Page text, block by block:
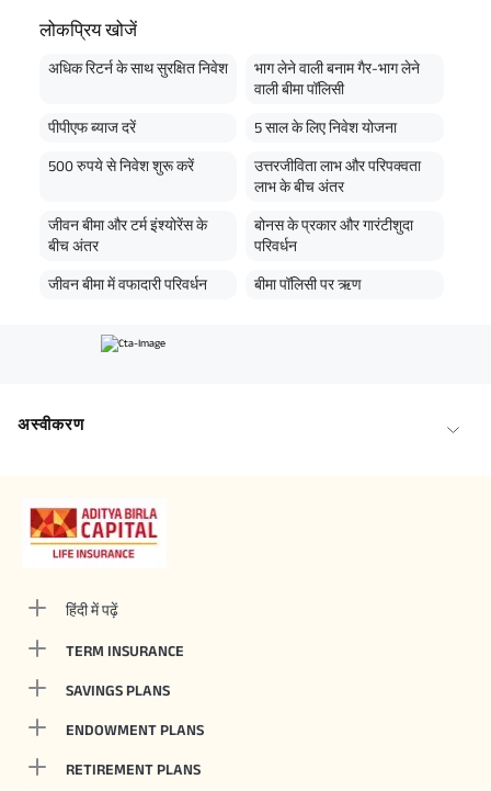
लोकप्रिय खोजें
अधिक रिटर्न के साथ सुरक्षित निवेश
भाग लेने वाली बनाम गैर-भाग लेने
वाली बीमा पॉलिसी
पीपीएफ ब्याज दरें 5 साल के लिए निवेश योजना
500 रुपये से निवेश शुरू करें
उत्तरजीविता लाभ और परिपक्वता
लाभ के बीच अंतर
जीवन बीमा और टर्म इंश्योरेंस के
बीच अंतर
बोनस के प्रकार और गारंटीशुदा
परिवर्धन
जीवन बीमा में वफादारी परिवर्धन बीमा पॉलिसी पर ऋण
अस्वीकरण
प्रतिनिधियों को इस प्रस्ताव और बीमा पॉलिसी से संबंधित सहायता और जानकारी हेतु मुझे फोन/
डिस्क्लेमर : एबीएसएलआई निश्चित आयुष योजना (UIN No 109N137V12) एक नॉन-लिंक्ड, नॉन-
पार्टिसिपेटिंग व्यक्तिगत बचत जीवन बीमा योजना है। ^ यदि पॉलिसी शुरू करते समय 0 वर्ष डिफरमेंट
प्रीमियम भुगतान मोड में उपलब्ध है। ADV/2/24-25/2901
हिंदी में पढ़ें
TERM INSURANCE
SAVINGS PLANS
ENDOWMENT PLANS
RETIREMENT PLANS